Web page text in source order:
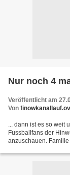
Nur noch 4
Veröffentlicht am
Von
... dann ist es so weit
Fussballfans der
anzuschauen.